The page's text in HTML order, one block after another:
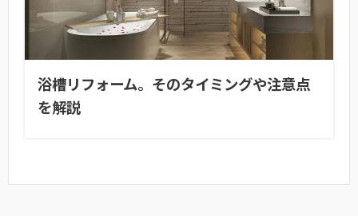
浴槽リフォーム。そのタイミングや注意点
を解説